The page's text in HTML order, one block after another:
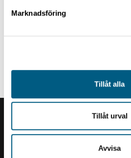
Marknadsföring
Tillåt alla
Tillåt urval
Avvisa
Tilt